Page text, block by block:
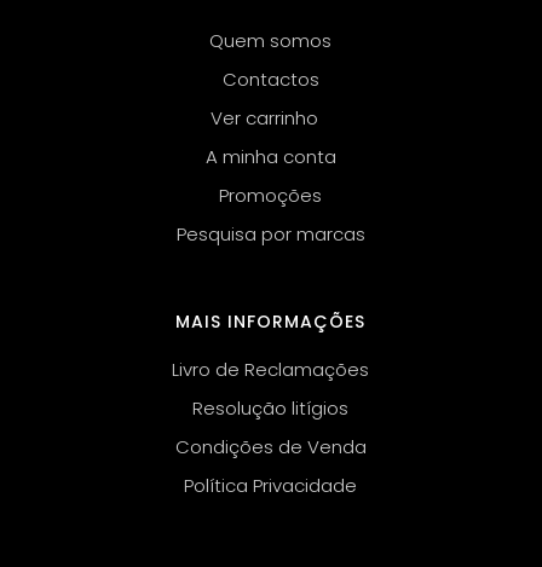
Quem somos
Contactos
Ver carrinho
A minha conta
Promoções
Pesquisa por marcas
MAIS INFORMAÇÕES
Livro de Reclamações
Resolução litígios
Condições de Venda
Política Privacidade